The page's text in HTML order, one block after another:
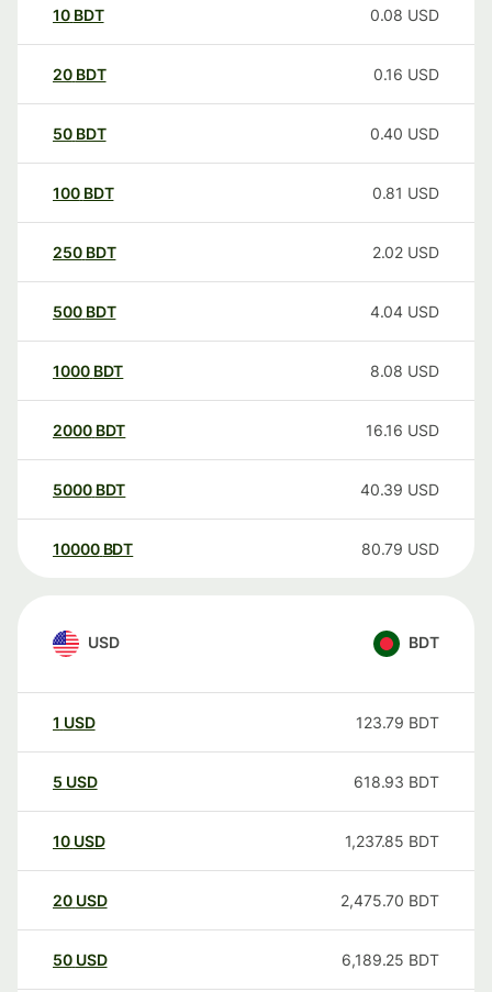
10 BDT 0.08 USD
20 BDT 0.16 USD
50 BDT 0.40 USD
100 BDT 0.81 USD
250 BDT 2.02 USD
500 BDT 4.04 USD
1000 BDT 8.08 USD
2000 BDT 16.16 USD
5000 BDT 40.39 USD
10000 BDT 80.79 USD
USD BDT
1 USD 123.79 BDT
5 USD 618.93 BDT
10 USD 1,237.85 BDT
20 USD 2,475.70 BDT
50 USD 6,189.25 BDT